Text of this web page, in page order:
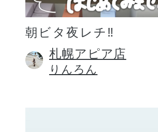
朝ビタ夜レチ‼️
札幌アピア店
りんろん